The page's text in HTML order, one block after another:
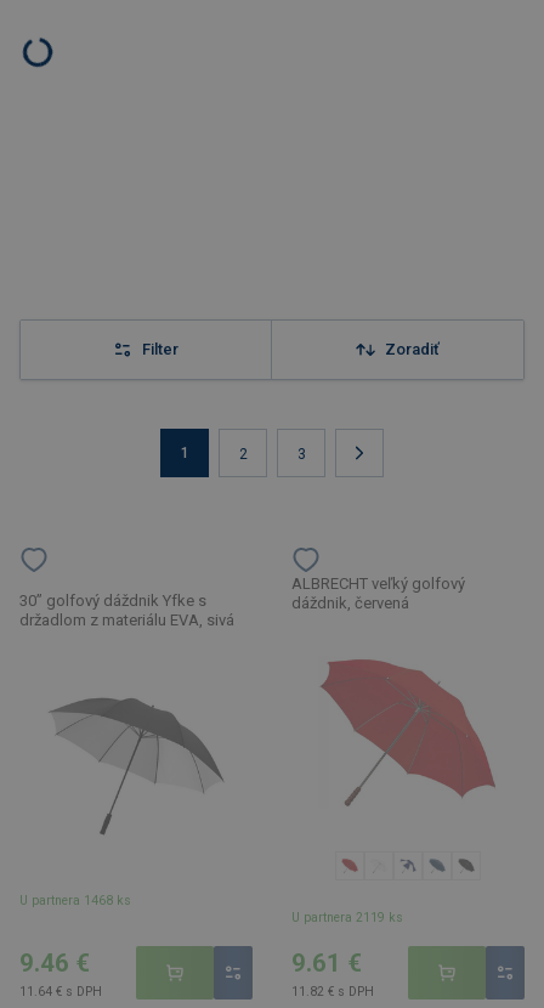
Filter Zoradiť
1 2 3
30” golfový dáždnik Yfke s
držadlom z materiálu EVA, sivá
U partnera 1468 ks
9.46 €
11.64 € s DPH
ALBRECHT veľký golfový
dáždnik, červená
U partnera 2119 ks
9.61 €
11.82 € s DPH